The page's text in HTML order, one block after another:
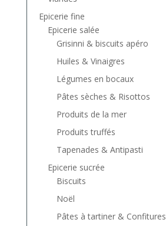
Epicerie fine
Epicerie salée
Grisinni & biscuits apéro
Huiles & Vinaigres
Légumes en bocaux
Pâtes sèches & Risottos
Produits de la mer
Produits truffés
Tapenades & Antipasti
Epicerie sucrée
Biscuits
Noël
Pâtes à tartiner & Confitures